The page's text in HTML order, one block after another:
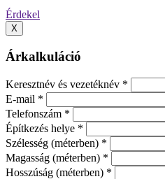
Érdekel
X
Árkalkuláció
Keresztnév és vezetéknév *
E-mail *
Telefonszám *
Építkezés helye *
Szélesség (méterben) *
Magasság (méterben) *
Hosszúság (méterben) *